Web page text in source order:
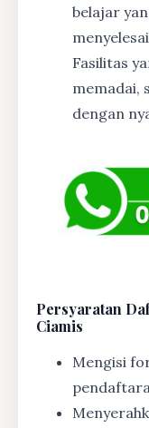
belajar
Fasilitas
memadai,
dengan
Persyaratan
Ciamis
Mengisi